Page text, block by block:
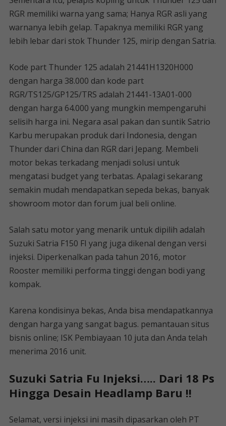
RGR memiliki warna yang sama; Hanya RGR asli yang
warnanya lebih gelap. Tapaknya memiliki RGR yang
lebih lebar dari stok Thunder 125, mirip dengan Satria.
Kode part Thunder 125 adalah 21441H1320H000
dengan harga 38.000 dan kode part
RGR/TS125/GP125/TRS adalah 21441-13A01-000
dengan harga 64.000 yang mungkin mempengaruhi
selisih harga ini. Negara asal pakan dan suntik Satrio
Karbu merupakan produk dari Indonesia, dengan
Thunder dari China dan RGR dari Jepang. Membeli
motor bekas terkadang menjadi solusi untuk
mengatasi budget yang terbatas. Apalagi sekarang
semakin mudah mendapatkan sepeda bekas, banyak
showroom motor dan forum jual beli online.
Salah satu motor yang menarik untuk dipilih adalah
Suzuki Satria F150 FI yang juga dikenal dengan versi
injeksi. Diperkenalkan pada tahun 2016, motor
Rooster memiliki performa tinggi dengan bodi yang
kompak.
Karena kondisinya bekas, Anda bisa mendapatkannya
dengan harga yang sangat bagus. pemantauan situs
bisnis online; ISK Pembiayaan 10 juta dan Anda telah
menerima 2016 unit.
Suzuki Satria Fu Injeksi….. Dari 18 Ps
Hingga Desain Headlamp Baru !!
Selamat, versi injeksi ini masih dipasarkan oleh PT